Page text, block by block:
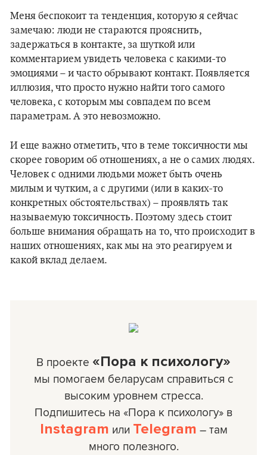
Меня беспокоит та тенденция, которую я сейчас
замечаю: люди не стараются прояснить,
задержаться в контакте, за шуткой или
комментарием увидеть человека с какими-то
эмоциями – и часто обрывают контакт. Появляется
иллюзия, что просто нужно найти того самого
человека, с которым мы совпадем по всем
параметрам. А это невозможно.
И еще важно отметить, что в теме токсичности мы
скорее говорим об отношениях, а не о самих людях.
Человек с одними людьми может быть очень
милым и чутким, а с другими (или в каких-то
конкретных обстоятельствах) – проявлять так
называемую токсичность. Поэтому здесь стоит
больше внимания обращать на то, что происходит в
наших отношениях, как мы на это реагируем и
какой вклад делаем.
В проекте «Пора к психологу»
мы помогаем беларусам справиться с
высоким уровнем стресса.
Подпишитесь на «Пора к психологу» в
Instagram или Telegram – там
много полезного.